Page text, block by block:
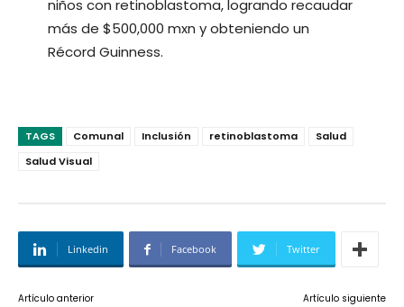
niños con retinoblastoma, logrando recaudar
más de $500,000 mxn y obteniendo un
Récord Guinness.
TAGS Comunal Inclusión retinoblastoma
Salud
Salud Visual
Linkedin Facebook Twitter
Artículo anterior Artículo siguiente